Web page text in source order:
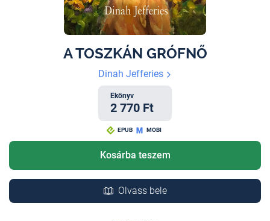
A TOSZKÁN GRÓFNŐ
Dinah Jefferies
Ekönyv
2 770 Ft
EPUB MOBI
Kosárba teszem
Olvass bele